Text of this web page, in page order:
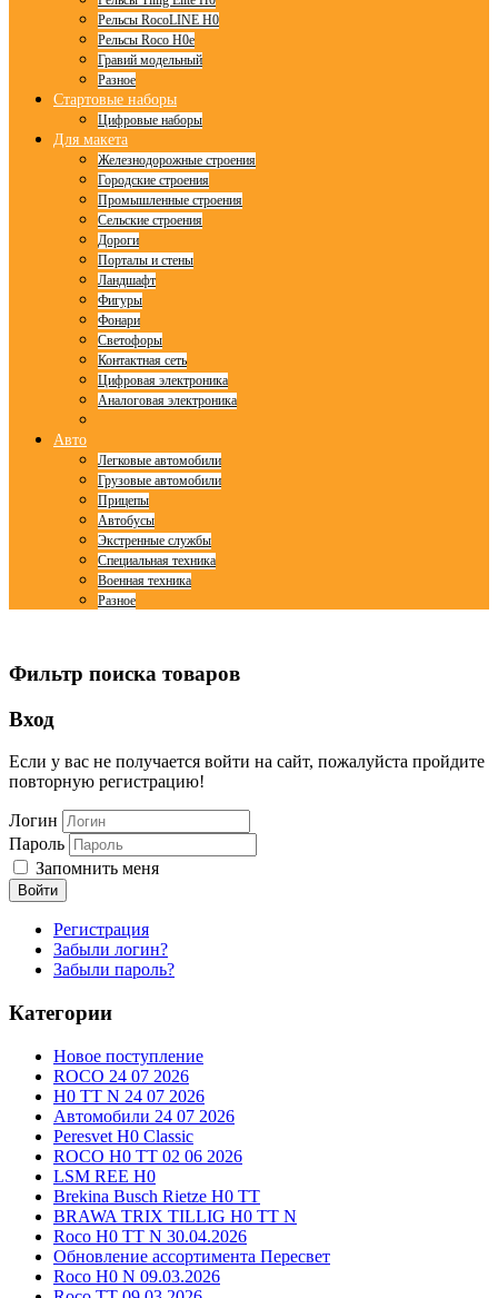
Рельсы RocoLINE H0
Рельсы Roco H0e
Гравий модельный
Разное
Стартовые наборы
Цифровые наборы
Для макета
Железнодорожные строения
Городские строения
Промышленные строения
Сельские строения
Дороги
Порталы и стены
Ландшафт
Фигуры
Фонари
Светофоры
Контактная сеть
Цифровая электроника
Аналоговая электроника
Авто
Легковые автомобили
Грузовые автомобили
Прицепы
Автобусы
Экстренные службы
Специальная техника
Военная техника
Разное
Фильтр поиска товаров
Вход
Если у вас не получается войти на сайт, пожалуйста пройдите
повторную регистрацию!
Логин
Пароль
Запомнить меня
Войти
Регистрация
Забыли логин?
Забыли пароль?
Категории
Новое поступление
ROCO 24 07 2026
H0 TT N 24 07 2026
Автомобили 24 07 2026
Peresvet H0 Classic
ROCO H0 TT 02 06 2026
LSM REE H0
Brekina Busch Rietze H0 TT
BRAWA TRIX TILLIG H0 TT N
Roco H0 TT N 30.04.2026
Обновление ассортимента Пересвет
Roco H0 N 09.03.2026